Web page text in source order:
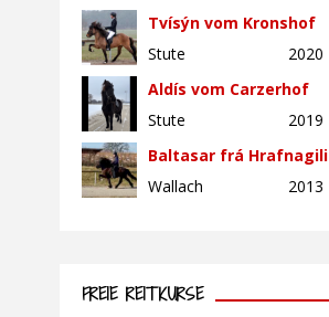
Tvísýn vom Kronshof
Stute
2020
Aldís vom Carzerhof
Stute
2019
Baltasar frá Hrafnagili
Wallach
2013
FREIE REITKURSE